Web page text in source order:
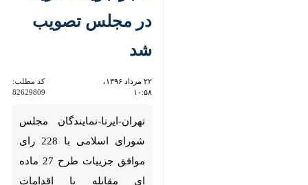
۲۲ مرداد ۱۳۹۶، ۱۰:۵۸
کد مطلب:
82629809
تهران-ایرنا-نمایندگان مجلس
شورای اسلامی با 228 رای موافق
جزییات طرح 27 ماده ای مقابله با
اقدامات تروریستی و ماجراجویانه
آمریكا در منطقه را تصویب نهایی
كردند.